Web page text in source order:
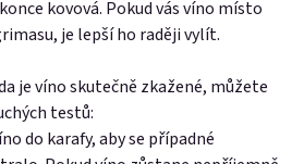
kovová. Pokud vás víno místo
je lepší ho raději vylít.
je víno skutečně zkažené, můžete
testů:
do karafy, aby se případné